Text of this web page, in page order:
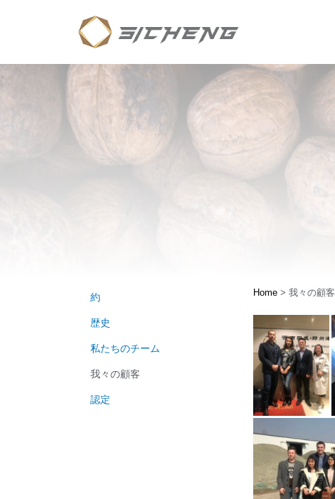
約
歴史
私たちのチーム
我々の顧客
認定
Home >我々の顧客